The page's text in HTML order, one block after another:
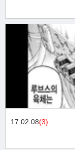
17.02.08(3)